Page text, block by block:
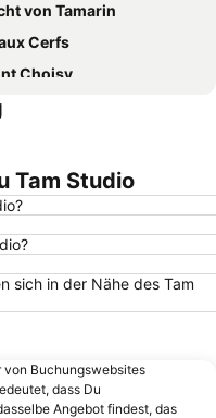
von Tamarin
Cerfs
Choisy
Tam Studio
sich in der Nähe des Tam
von Buchungswebsites
dass Du
Angebot findest, das